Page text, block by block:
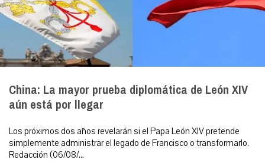
China: La mayor prueba diplomática de León XIV
aún está por llegar
Los próximos dos años revelarán si el Papa León XIV pretende
simplemente administrar el legado de Francisco o transformarlo.
Redacción (06/08/...